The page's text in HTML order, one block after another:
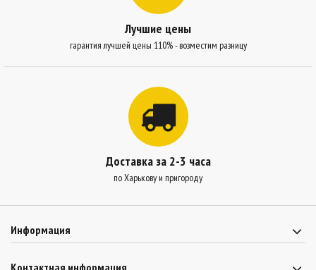
Лучшие цены
гарантия лучшей цены 110% - возместим разницу
Доставка за 2-3 часа
по Харькову и пригороду
Информация
Контактная информация